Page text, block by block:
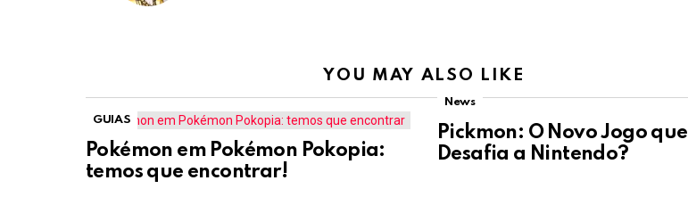
YOU MAY ALSO LIKE
GUIAS
Pokémon em Pokémon Pokopia:
temos que encontrar!
News
Pickmon: O Novo Jogo que
Desafia a Nintendo?